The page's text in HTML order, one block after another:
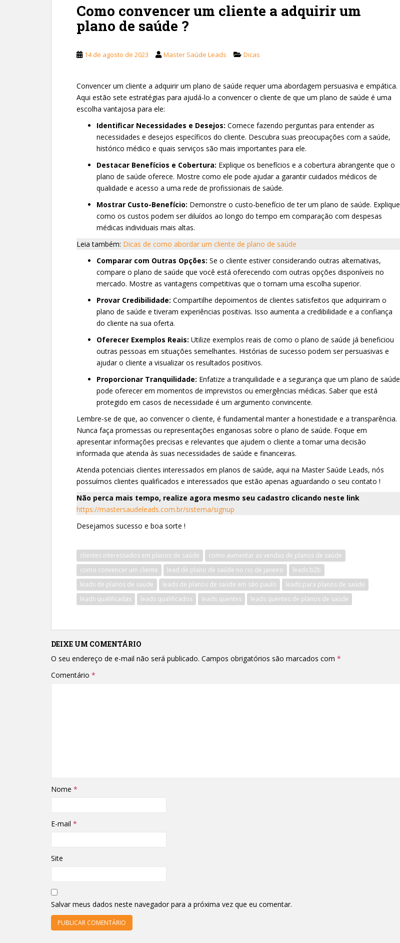
Como convencer um cliente a adquirir um
plano de saúde ?
14 de agosto de 2023 Master Saúde Leads Dicas
Convencer um cliente a adquirir um plano de saúde requer uma abordagem persuasiva e empática.
Aqui estão sete estratégias para ajudá-lo a convencer o cliente de que um plano de saúde é uma
escolha vantajosa para ele:
Identificar Necessidades e Desejos: Comece fazendo perguntas para entender as
necessidades e desejos específicos do cliente. Descubra suas preocupações com a saúde,
histórico médico e quais serviços são mais importantes para ele.
Destacar Benefícios e Cobertura: Explique os benefícios e a cobertura abrangente que o
plano de saúde oferece. Mostre como ele pode ajudar a garantir cuidados médicos de
qualidade e acesso a uma rede de profissionais de saúde.
Mostrar Custo-Benefício: Demonstre o custo-benefício de ter um plano de saúde. Explique
como os custos podem ser diluídos ao longo do tempo em comparação com despesas
médicas individuais mais altas.
Leia também: Dicas de como abordar um cliente de plano de saúde
Comparar com Outras Opções: Se o cliente estiver considerando outras alternativas,
compare o plano de saúde que você está oferecendo com outras opções disponíveis no
mercado. Mostre as vantagens competitivas que o tornam uma escolha superior.
Provar Credibilidade: Compartilhe depoimentos de clientes satisfeitos que adquiriram o
plano de saúde e tiveram experiências positivas. Isso aumenta a credibilidade e a confiança
do cliente na sua oferta.
Oferecer Exemplos Reais: Utilize exemplos reais de como o plano de saúde já beneficiou
outras pessoas em situações semelhantes. Histórias de sucesso podem ser persuasivas e
ajudar o cliente a visualizar os resultados positivos.
Proporcionar Tranquilidade: Enfatize a tranquilidade e a segurança que um plano de saúde
pode oferecer em momentos de imprevistos ou emergências médicas. Saber que está
protegido em casos de necessidade é um argumento convincente.
Lembre-se de que, ao convencer o cliente, é fundamental manter a honestidade e a transparência.
Nunca faça promessas ou representações enganosas sobre o plano de saúde. Foque em
apresentar informações precisas e relevantes que ajudem o cliente a tomar uma decisão
informada que atenda às suas necessidades de saúde e financeiras.
Atenda potenciais clientes interessados em planos de saúde, aqui na Master Saúde Leads, nós
possuímos clientes qualificados e interessados que estão apenas aguardando o seu contato !
Não perca mais tempo, realize agora mesmo seu cadastro clicando neste link
https://mastersaudeleads.com.br/sistema/signup
Desejamos sucesso e boa sorte !
clientes interessados em planos de saúde
como aumentar as vendas de planos de saúde
como convencer um cliente
lead de plano de saúde no rio de janeiro
leads b2b
leads de planos de saúde
leads de planos de saúde em são paulo
leads para planos de saúde
leads qualificadas
leads qualificados leads quentes leads quentes de planos de saúde
DEIXE UM COMENTÁRIO
O seu endereço de e-mail não será publicado. Campos obrigatórios são marcados com *
Comentário *
Nome *
E-mail *
Site
Salvar meus dados neste navegador para a próxima vez que eu comentar.